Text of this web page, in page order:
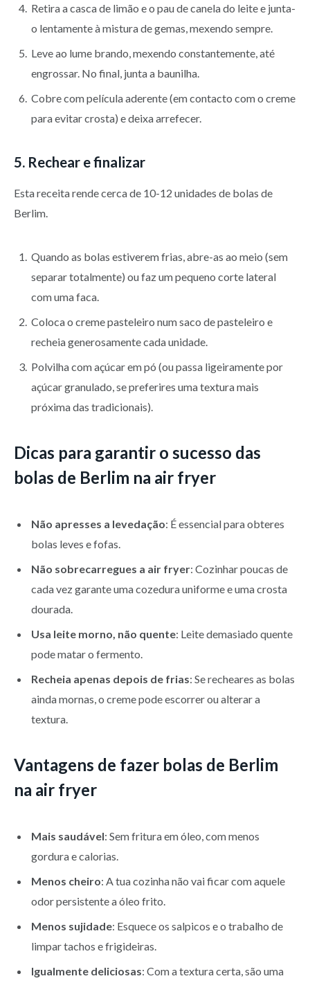
Retira a casca de limão e o pau de canela do leite e junta-
o lentamente à mistura de gemas, mexendo sempre.
Leve ao lume brando, mexendo constantemente, até
engrossar. No final, junta a baunilha.
Cobre com película aderente (em contacto com o creme
para evitar crosta) e deixa arrefecer.
5. Rechear e finalizar
Esta receita rende cerca de 10-12 unidades de bolas de
Berlim.
Quando as bolas estiverem frias, abre-as ao meio (sem
separar totalmente) ou faz um pequeno corte lateral
com uma faca.
Coloca o creme pasteleiro num saco de pasteleiro e
recheia generosamente cada unidade.
Polvilha com açúcar em pó (ou passa ligeiramente por
açúcar granulado, se preferires uma textura mais
próxima das tradicionais).
Dicas para garantir o sucesso das
bolas de Berlim na air fryer
Não apresses a levedação: É essencial para obteres
bolas leves e fofas.
Não sobrecarregues a air fryer: Cozinhar poucas de
cada vez garante uma cozedura uniforme e uma crosta
dourada.
Usa leite morno, não quente: Leite demasiado quente
pode matar o fermento.
Recheia apenas depois de frias: Se recheares as bolas
ainda mornas, o creme pode escorrer ou alterar a
textura.
Vantagens de fazer bolas de Berlim
na air fryer
Mais saudável: Sem fritura em óleo, com menos
gordura e calorias.
Menos cheiro: A tua cozinha não vai ficar com aquele
odor persistente a óleo frito.
Menos sujidade: Esquece os salpicos e o trabalho de
limpar tachos e frigideiras.
Igualmente deliciosas: Com a textura certa, são uma